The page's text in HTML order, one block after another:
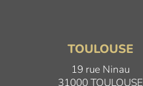
TOULOUSE
19 rue Ninau
31000 TOULOUSE